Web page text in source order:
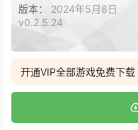
版本： 2024年5月8日
v0.2.5.24
开通VIP全部游戏免费下载